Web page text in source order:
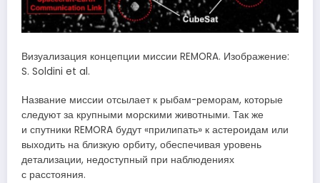
Визуализация концепции миссии REMORA. Изображение:
S. Soldini et al.
Название миссии отсылает к рыбам-реморам, которые
следуют за крупными морскими животными. Так же
и спутники REMORA будут «прилипать» к астероидам или
выходить на близкую орбиту, обеспечивая уровень
детализации, недоступный при наблюдениях
с расстояния.